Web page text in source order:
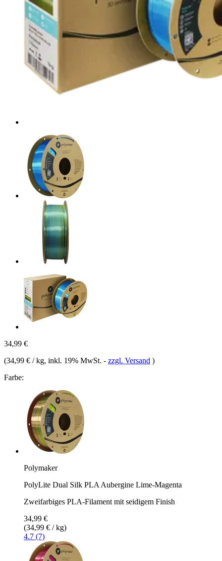
34,99 €
(34,99 € / kg, inkl. 19% MwSt. - zzgl. Versand )
Farbe:
Polymaker
PolyLite Dual Silk PLA Aubergine Lime-Magenta
Zweifarbiges PLA-Filament mit seidigem Finish
34,99 €
(34,99 € / kg)
4.7 (7)